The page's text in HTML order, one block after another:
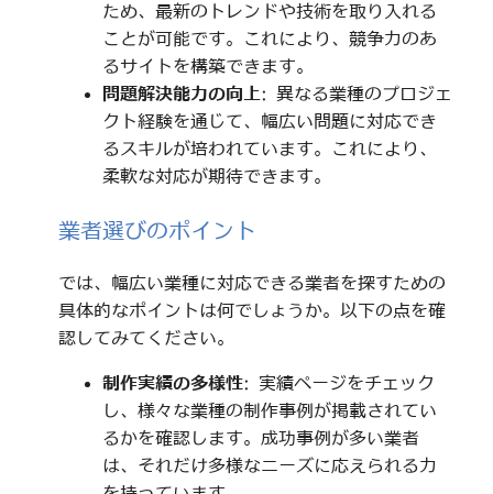
ため、最新のトレンドや技術を取り入れる
ことが可能です。これにより、競争力のあ
るサイトを構築できます。
問題解決能力の向上: 異なる業種のプロジェ
クト経験を通じて、幅広い問題に対応でき
るスキルが培われています。これにより、
柔軟な対応が期待できます。
業者選びのポイント
では、幅広い業種に対応できる業者を探すための
具体的なポイントは何でしょうか。以下の点を確
認してみてください。
制作実績の多様性: 実績ページをチェック
し、様々な業種の制作事例が掲載されてい
るかを確認します。成功事例が多い業者
は、それだけ多様なニーズに応えられる力